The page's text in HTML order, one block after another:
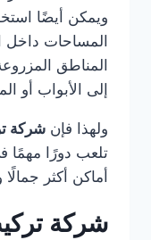
ويمكن أيضًا
المساحات
المناطق
إلى الأبواب أو
ولهذا فإن شركة
تلعب دورًا مهمًا
أماكن أكثر
شركة